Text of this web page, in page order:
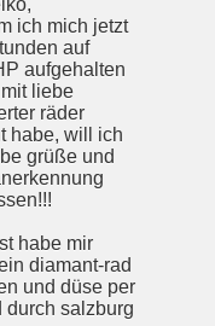
ich mich jetzt
auf
aufgehalten
liebe
räder
habe, will ich
grüße und
habe mir
diamant-rad
und düse per
durch salzburg